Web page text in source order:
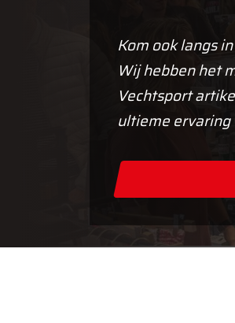
Kom ook langs
Wij hebben het
Vechtsport
ultieme ervaring